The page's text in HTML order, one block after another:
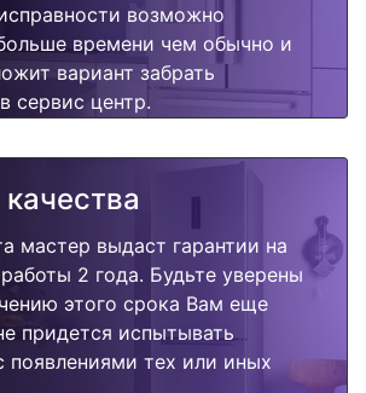
возможно
времени чем обычно и
вариант забрать
сервис центр.
мастер выдаст гарантии на
2 года. Будьте уверены
этого срока Вам еще
придется испытывать
появлениями тех или иных